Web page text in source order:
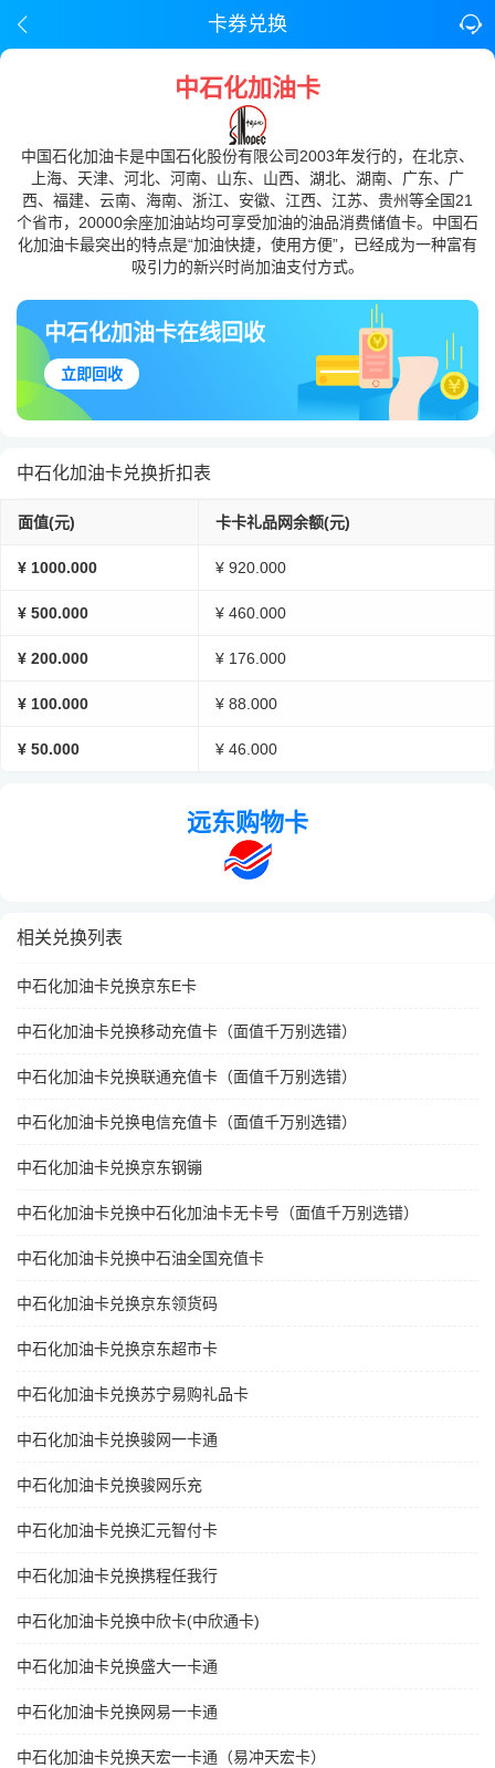
卡券兑换
中石化加油卡
中国石化加油卡是中国石化股份有限公司2003年发行的，在北京、
上海、天津、河北、河南、山东、山西、湖北、湖南、广东、广
西、福建、云南、海南、浙江、安徽、江西、江苏、贵州等全国21
个省市，20000余座加油站均可享受加油的油品消费储值卡。中国石
化加油卡最突出的特点是“加油快捷，使用方便”，已经成为一种富有
吸引力的新兴时尚加油支付方式。
中石化加油卡在线回收
立即回收
中石化加油卡兑换折扣表
面值(元) 卡卡礼品网余额(元)
¥ 1000.000 ¥ 920.000
¥ 500.000 ¥ 460.000
¥ 200.000 ¥ 176.000
¥ 100.000 ¥ 88.000
¥ 50.000 ¥ 46.000
远东购物卡
相关兑换列表
中石化加油卡兑换京东E卡
中石化加油卡兑换移动充值卡（面值千万别选错）
中石化加油卡兑换联通充值卡（面值千万别选错）
中石化加油卡兑换电信充值卡（面值千万别选错）
中石化加油卡兑换京东钢镚
中石化加油卡兑换中石化加油卡无卡号（面值千万别选错）
中石化加油卡兑换中石油全国充值卡
中石化加油卡兑换京东领货码
中石化加油卡兑换京东超市卡
中石化加油卡兑换苏宁易购礼品卡
中石化加油卡兑换骏网一卡通
中石化加油卡兑换骏网乐充
中石化加油卡兑换汇元智付卡
中石化加油卡兑换携程任我行
中石化加油卡兑换中欣卡(中欣通卡)
中石化加油卡兑换盛大一卡通
中石化加油卡兑换网易一卡通
中石化加油卡兑换天宏一卡通（易冲天宏卡）